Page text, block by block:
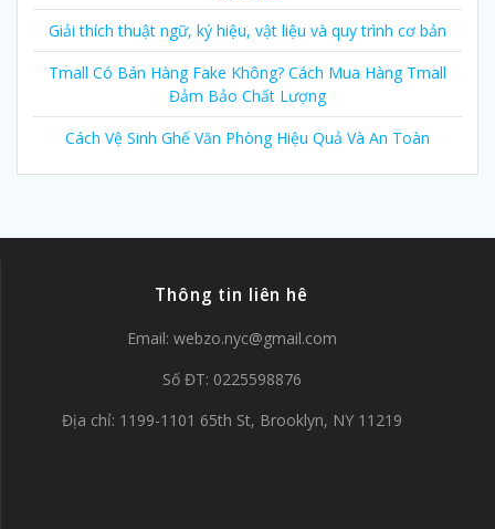
Giải thích thuật ngữ, ký hiệu, vật liệu và quy trình cơ bản
Tmall Có Bán Hàng Fake Không? Cách Mua Hàng Tmall
Đảm Bảo Chất Lượng
Cách Vệ Sinh Ghế Văn Phòng Hiệu Quả Và An Toàn
Thông tin liên hê
Email: webzo.nyc@gmail.com
Số ĐT: 0225598876
Địa chỉ: 1199-1101 65th St, Brooklyn, NY 11219